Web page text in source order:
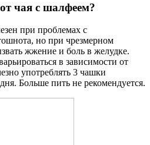
чая с шалфеем?
при проблемах с
но при чрезмерном
жжение и боль в желудке.
в зависимости от
употреблять 3 чашки
Больше пить не рекомендуется.